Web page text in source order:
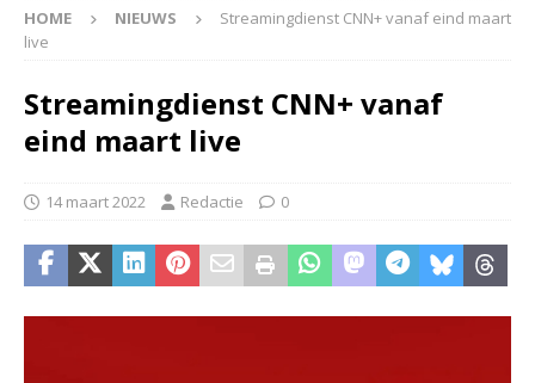
HOME NIEUWS
Streamingdienst CNN+ vanaf eind maart
live
Streamingdienst CNN+ vanaf
eind maart live
14 maart 2022 Redactie 0